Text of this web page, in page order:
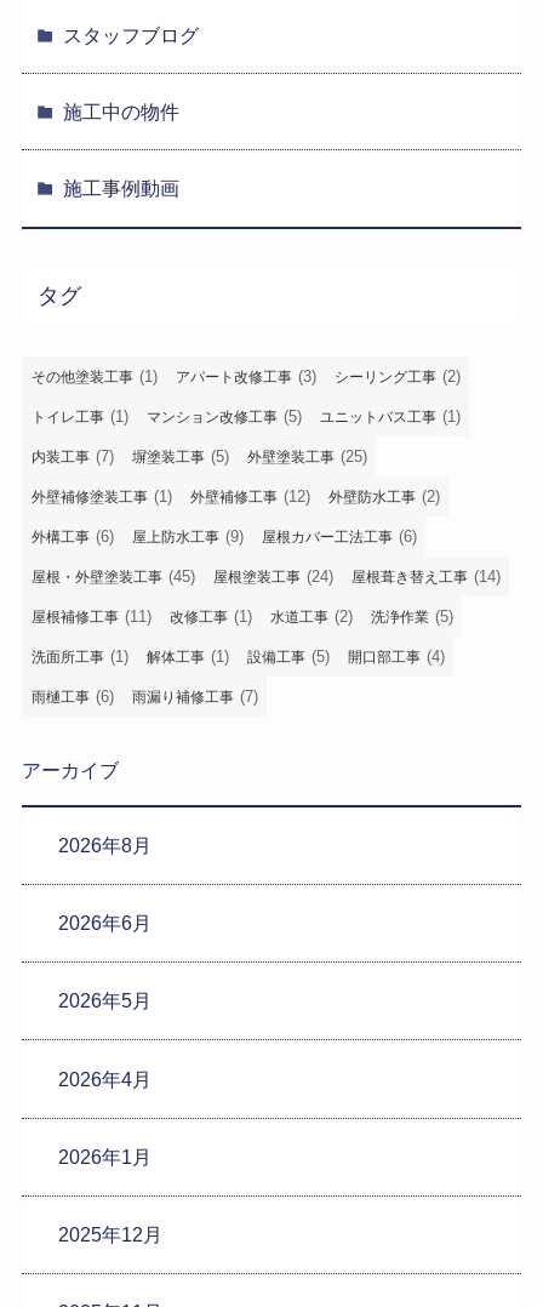
スタッフブログ
施工中の物件
施工事例動画
タグ
その他塗装工事 (1) アパート改修工事 (3) シーリング工事 (2)
トイレ工事 (1) マンション改修工事 (5) ユニットバス工事 (1)
内装工事 (7) 塀塗装工事 (5) 外壁塗装工事 (25)
外壁補修塗装工事 (1) 外壁補修工事 (12) 外壁防水工事 (2)
外構工事 (6) 屋上防水工事 (9) 屋根カバー工法工事 (6)
屋根・外壁塗装工事 (45) 屋根塗装工事 (24) 屋根葺き替え工事 (14)
屋根補修工事 (11) 改修工事 (1) 水道工事 (2) 洗浄作業 (5)
洗面所工事 (1) 解体工事 (1) 設備工事 (5) 開口部工事 (4)
雨樋工事 (6) 雨漏り補修工事 (7)
アーカイブ
2026年8月
2026年6月
2026年5月
2026年4月
2026年1月
2025年12月